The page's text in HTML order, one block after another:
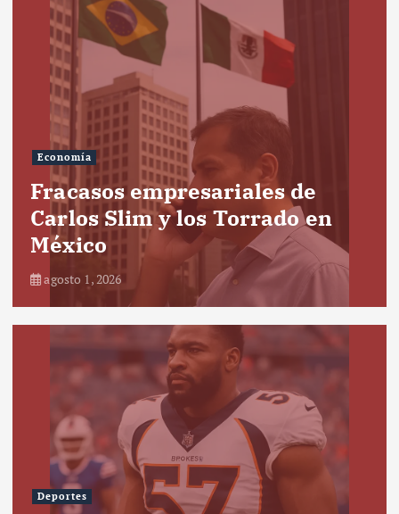
Economía
Fracasos empresariales de
Carlos Slim y los Torrado en
México
agosto 1, 2026
Deportes